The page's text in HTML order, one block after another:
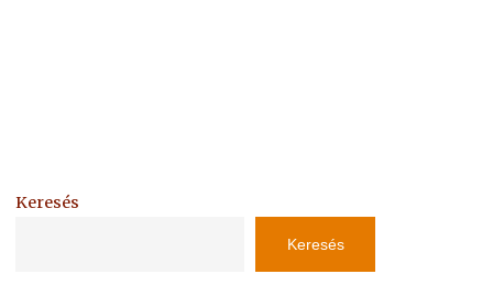
Keresés
Keresés